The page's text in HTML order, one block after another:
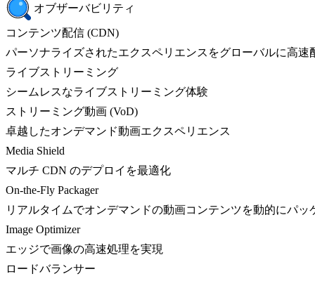
オブザーバビリティ
コンテンツ配信 (CDN)
パーソナライズされたエクスペリエンスをグローバルに高速
ライブストリーミング
シームレスなライブストリーミング体験
ストリーミング動画 (VoD)
卓越したオンデマンド動画エクスペリエンス
Media Shield
マルチ CDN のデプロイを最適化
On-the-Fly Packager
リアルタイムでオンデマンドの動画コンテンツを動的にパッ
Image Optimizer
エッジで画像の高速処理を実現
ロードバランサー